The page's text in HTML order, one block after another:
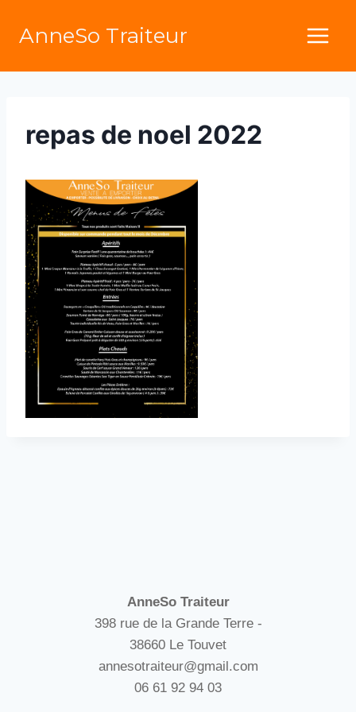
AnneSo Traiteur
repas de noel 2022
AnneSo Traiteur
398 rue de la Grande Terre -
38660 Le Touvet
annesotraiteur@gmail.com
06 61 92 94 03